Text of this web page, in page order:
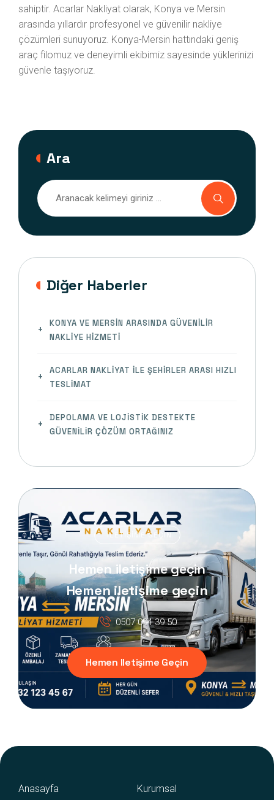
sahiptir. Acarlar Nakliyat olarak, Konya ve Mersin
arasında yıllardır profesyonel ve güvenilir nakliye
çözümleri sunuyoruz. Konya-Mersin hattındaki geniş
araç filomuz ve deneyimli ekibimiz sayesinde yüklerinizi
güvenle taşıyoruz.
Ara
Diğer Haberler
KONYA VE MERSIN ARASINDA GÜVENILIR
NAKLIYE HIZMETI
ACARLAR NAKLIYAT ILE ŞEHIRLER ARASI HIZLI
TESLIMAT
DEPOLAMA VE LOJISTIK DESTEKTE
GÜVENILIR ÇÖZÜM ORTAĞINIZ
İLETIŞIME GEÇIN
Hemen iletişime geçin
Hemen iletişime geçin
0507 094 39 50
Hemen Iletişime Geçin
Anasayfa Kurumsal